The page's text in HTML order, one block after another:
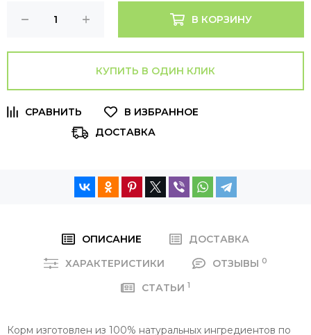
В КОРЗИНУ
КУПИТЬ В ОДИН КЛИК
ДОСТАВКА
ОПИСАНИЕ
ДОСТАВКА
ХАРАКТЕРИСТИКИ
ОТЗЫВЫ 0
СТАТЬИ 1
Корм изготовлен из 100% натуральных ингредиентов по